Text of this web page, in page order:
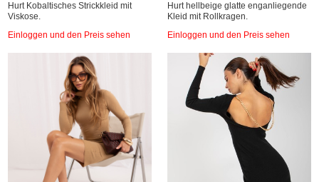
Hurt Kobaltisches Strickkleid mit
Viskose.
Einloggen und den Preis sehen
Hurt hellbeige glatte enganliegende
Kleid mit Rollkragen.
Einloggen und den Preis sehen